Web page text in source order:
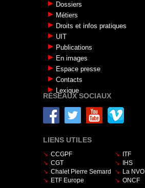
Dossiers
Métiers
Droits et infos pratiques
UIT
Publications
En images
Espace presse
Contacts
Lexique
RÉSEAUX SOCIAUX
LIENS UTILES
CCGPF
CGT
Chalet Pierre Semard
ETF Europe
ITF
IHS
La NVO
ONCF